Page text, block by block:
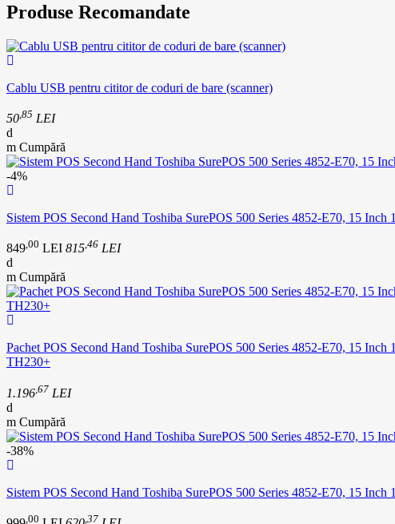
Produse Recomandate
Cablu USB pentru cititor de coduri de bare (scanner)
50 ,85 LEI
Cumpără
-4%
Sistem POS Second Hand Toshiba SurePOS 500 Series 4852-E70, 15
849 ,00 LEI 815 ,46 LEI
Cumpără
Pachet POS Second Hand Toshiba SurePOS 500 Series 4852-E70, 15
TH230+
1.196 ,67 LEI
Cumpără
-38%
Sistem POS Second Hand Toshiba SurePOS 500 Series 4852-E70, 15
,00 ,37